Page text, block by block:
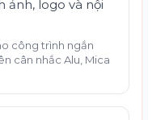
ảnh, logo và nội
công trình ngắn
cân nhắc Alu, Mica